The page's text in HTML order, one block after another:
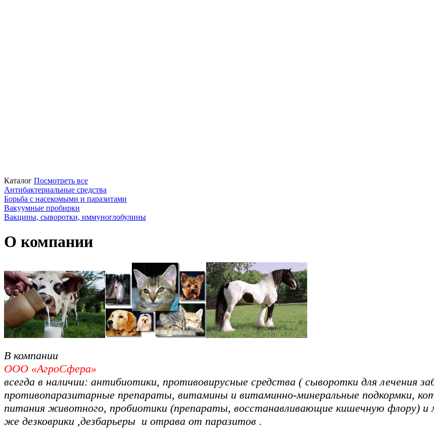
Каталог Посмотреть все
Антибактериальные средства
Борьба с насекомыми и паразитами
Вакуумные пробирки
Вакцины, сыворотки, иммуноглобулины
О компании
В компании
ООО «АгроСфера»
всегда в наличии: антибиотики, противовирусные средства ( сыворотки для лечения
противопаразитарные препараты, витамины и витаминно-минеральные подкормки,
питания животного, пробиотики (препараты, восстанавливающие кишечную флору) и
же дезковрики ,дезбарьеры и отрава от паразитов .